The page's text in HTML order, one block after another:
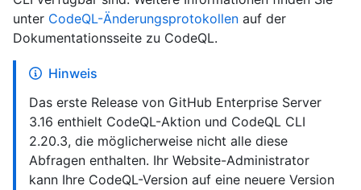
unter CodeQL-Änderungsprotokollen auf der
Dokumentationsseite zu CodeQL.
Hinweis
Das erste Release von GitHub Enterprise Server
3.16 enthielt CodeQL-Aktion und CodeQL CLI
2.20.3, die möglicherweise nicht alle diese
Abfragen enthalten. Ihr Website-Administrator
kann Ihre CodeQL-Version auf eine neuere Version